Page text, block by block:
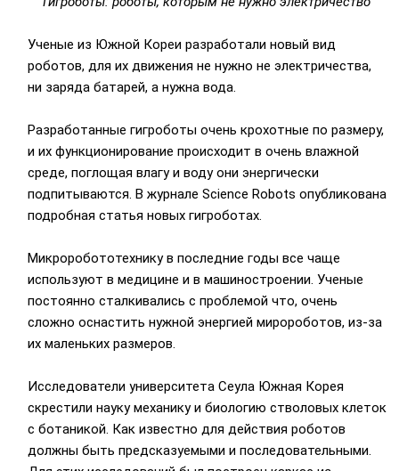
Ученые из Южной Кореи разработали новый вид
роботов, для их движения не нужно не электричества,
ни заряда батарей, а нужна вода.
Разработанные гигроботы очень крохотные по размеру,
и их функционирование происходит в очень влажной
среде, поглощая влагу и воду они энергически
подпитываются. В журнале Science Robots опубликована
подробная статья новых гигроботах.
Микроробототехнику в последние годы все чаще
используют в медицине и в машиностроении. Ученые
постоянно сталкивались с проблемой что, очень
сложно оснастить нужной энергией миророботов, из-за
их маленьких размеров.
Исследователи университета Сеула Южная Корея
скрестили науку механику и биологию стволовых клеток
с ботаникой. Как известно для действия роботов
должны быть предсказуемыми и последовательными.